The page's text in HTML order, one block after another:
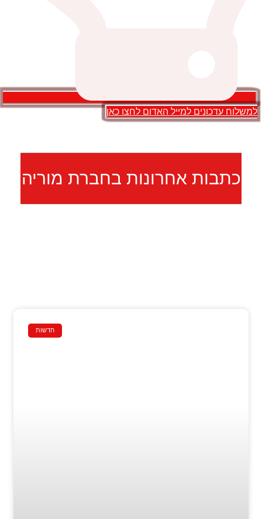
למשלוח עדכונים למייל האדום לחצו כאן
כתבות אחרונות בחברת מוריה
חדשות